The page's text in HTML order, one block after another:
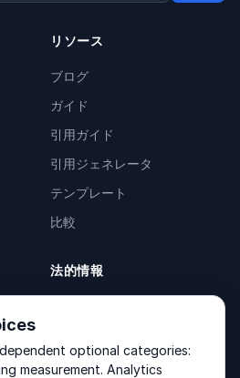
リソース
ブログ
ガイド
引用ガイド
引用ジェネレータ
テンプレート
比較
法的情報
Terms of Service
optional categories:
measurement. Analytics